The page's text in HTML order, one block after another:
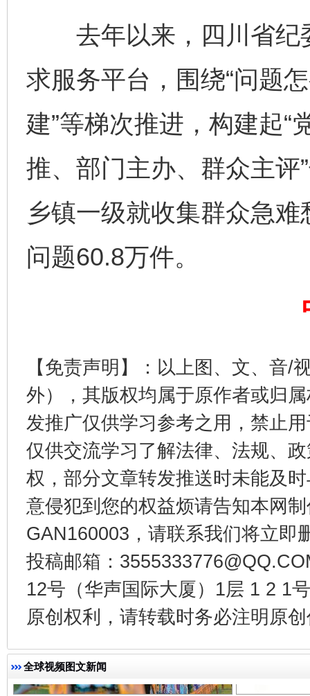
去年以来，四川省纪
求服务平台，围绕“问题
建”等梯次推进，构建起
推、部门主办、群众主评
乡镇一级就收集群众急
问题60.8万件。
【免责声明】：以上图、文、音/
外），其版权均属于原作者或归
发推广仅供学习参考之用，禁止
仅供交流学习了解法律、法规、
权，部分文章转发推送时未能及
意侵犯到您的权益烦请告知本网
GAN160003，请联系我们将立即
投稿邮箱：
12号（华声国际大厦）1层 1 2 1
原创权利，请转载时务必注明原
全球视频图文新闻
完善运行机制助力责任有效落实
东山县通报“牛蛙产品抗生素超标问题” 法
千年窑火 生生不息 一